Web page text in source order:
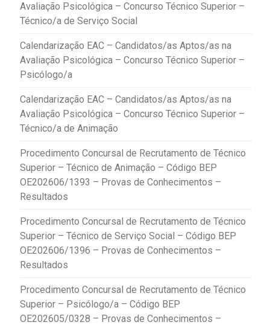
Avaliação Psicológica – Concurso Técnico Superior –
Técnico/a de Serviço Social
Calendarização EAC – Candidatos/as Aptos/as na
Avaliação Psicológica – Concurso Técnico Superior –
Psicólogo/a
Calendarização EAC – Candidatos/as Aptos/as na
Avaliação Psicológica – Concurso Técnico Superior –
Técnico/a de Animação
Procedimento Concursal de Recrutamento de Técnico
Superior – Técnico de Animação – Código BEP
OE202606/1393 – Provas de Conhecimentos –
Resultados
Procedimento Concursal de Recrutamento de Técnico
Superior – Técnico de Serviço Social – Código BEP
OE202606/1396 – Provas de Conhecimentos –
Resultados
Procedimento Concursal de Recrutamento de Técnico
Superior – Psicólogo/a – Código BEP
OE202605/0328 – Provas de Conhecimentos –